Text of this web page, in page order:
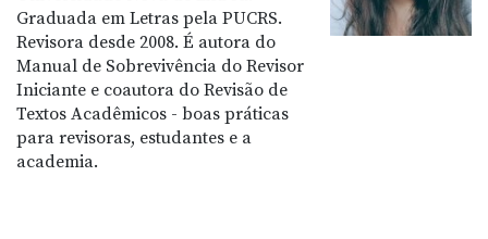
Graduada em Letras pela PUCRS.
Revisora desde 2008. É autora do
Manual de Sobrevivência do Revisor
Iniciante e coautora do Revisão de
Textos Acadêmicos - boas práticas
para revisoras, estudantes e a
academia.